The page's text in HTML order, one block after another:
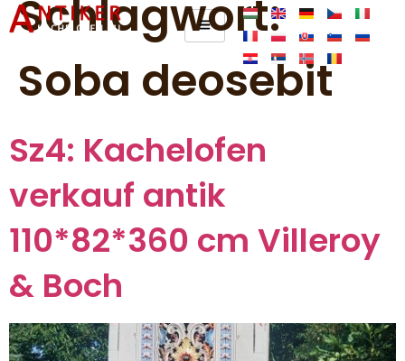
Schlagwort:
Soba deosebit
Sz4: Kachelofen
verkauf antik
110*82*360 cm Villeroy
& Boch